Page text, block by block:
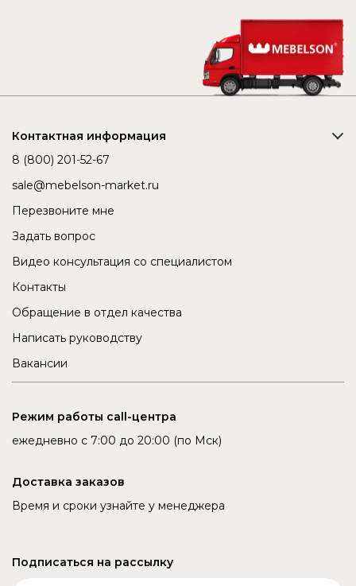
Контактная информация
8 (800) 201-52-67
sale@mebelson-market.ru
Перезвоните мне
Задать вопрос
Видео консультация со специалистом
Контакты
Обращение в отдел качества
Написать руководству
Вакансии
Режим работы call-центра
ежедневно с 7:00 до 20:00 (по Мск)
Доставка заказов
Время и сроки узнайте у менеджера
Подписаться на рассылку